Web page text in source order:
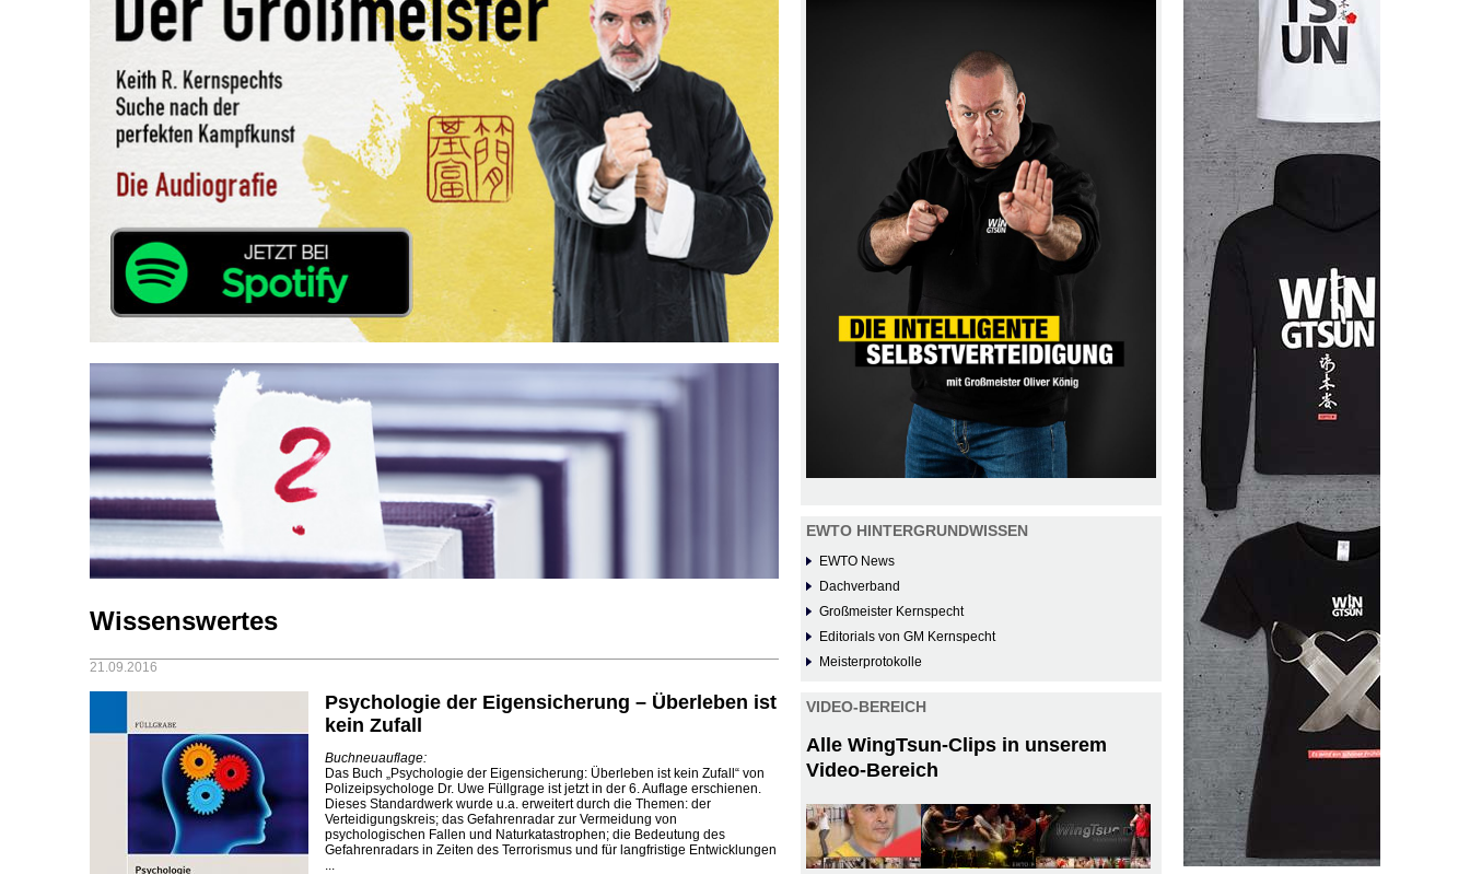
Wissenswertes
21.09.2016
Psychologie der Eigensicherung – Überleben ist
kein Zufall
Buchneuauflage:
Das Buch „Psychologie der Eigensicherung: Überleben ist kein Zufall“ von
Polizeipsychologe Dr. Uwe Füllgrage ist jetzt in der 6. Auflage erschienen.
Dieses Standardwerk wurde u.a. erweitert durch die Themen: der
Verteidigungskreis; das Gefahrenradar zur Vermeidung von
psychologischen Fallen und Naturkatastrophen; die Bedeutung des
Gefahrenradars in Zeiten des Terrorismus und für langfristige Entwicklungen
...
EWTO HINTERGRUNDWISSEN
EWTO News
Dachverband
Großmeister Kernspecht
Editorials von GM Kernspecht
Meisterprotokolle
VIDEO-BEREICH
Alle WingTsun-Clips in unserem
Video-Bereich